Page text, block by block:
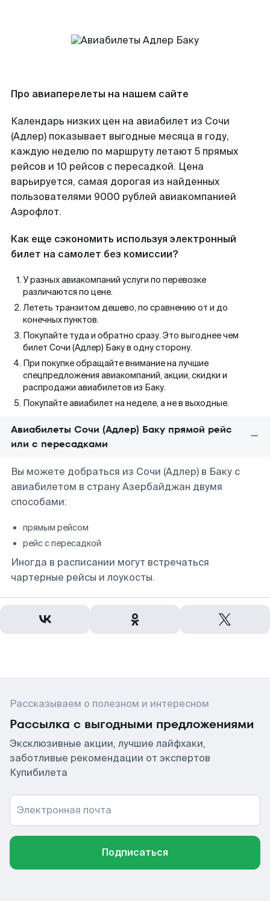
Про авиаперелеты на нашем сайте
Календарь низких цен на авиабилет из Сочи
(Адлер) показывает выгодные месяца в году,
каждую неделю по маршруту летают 5 прямых
рейсов и 10 рейсов с пересадкой. Цена
варьируется, самая дорогая из найденных
пользователями 9000 рублей авиакомпанией
Аэрофлот.
Как еще сэкономить используя электронный
билет на самолет без комиссии?
У разных авиакомпаний услуги по перевозке
различаются по цене.
Лететь транзитом дешево, по сравнению от и до
конечных пунктов.
Покупайте туда и обратно сразу. Это выгоднее чем
билет Сочи (Адлер) Баку в одну сторону.
При покупке обращайте внимание на лучшие
спецпредложения авиакомпаний, акции, скидки и
распродажи авиабилетов из Баку.
Покупайте авиабилет на неделе, а не в выходные.
Авиабилеты Сочи (Адлер) Баку прямой рейс
или с пересадками
Вы можете добраться из Сочи (Адлер) в Баку с
авиабилетом в страну Азербайджан двумя
способами:
прямым рейсом
рейс с пересадкой
Иногда в расписании могут встречаться
чартерные рейсы и лоукосты.
Рассказываем о полезном и интересном
Рассылка с выгодными предложениями
Эксклюзивные акции, лучшие лайфхаки,
заботливые рекомендации от экспертов
Купибилета
Электронная почта
Подписаться